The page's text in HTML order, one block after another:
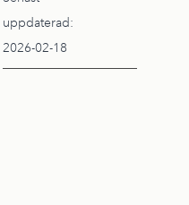
uppdaterad:
2026-02-18